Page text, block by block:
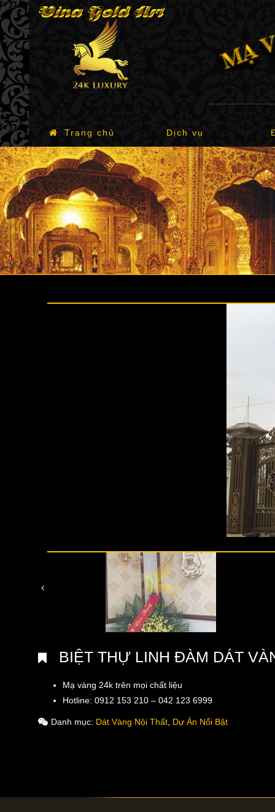
Trang chủ Dịch vụ
BIỆT THỰ LINH ĐÀM DÁT
Mạ vàng 24k trên mọi chất liệu
Hotline: 0912 153 210 – 042 123 6999
Danh mục: Dát Vàng Nội Thất, Dự Án Nổi Bật